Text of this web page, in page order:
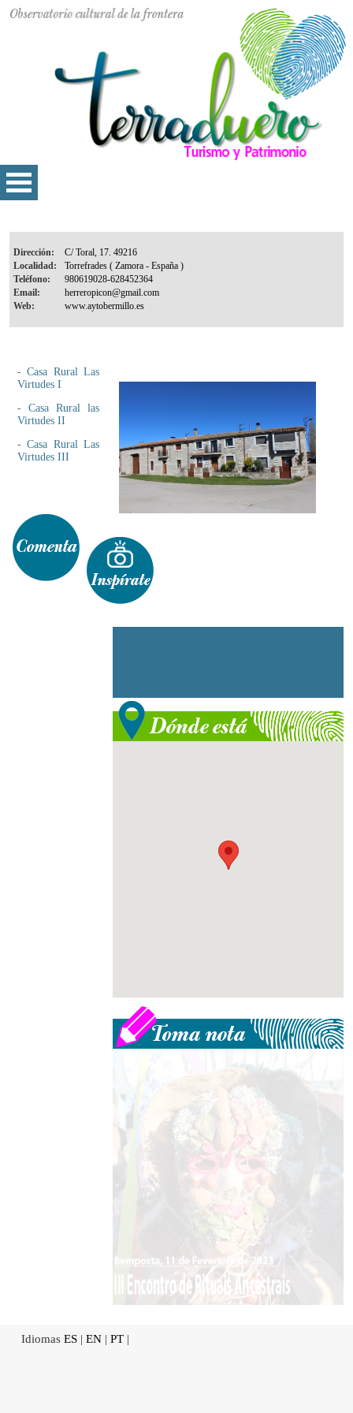
Dirección:
Localidad:
Teléfono:
Email:
Web:
-Casa Rural Las
Virtudes I
- Casa Rural las
Virtudes II
-Casa Rural Las
Virtudes III
Idiomas ES | EN | PT |